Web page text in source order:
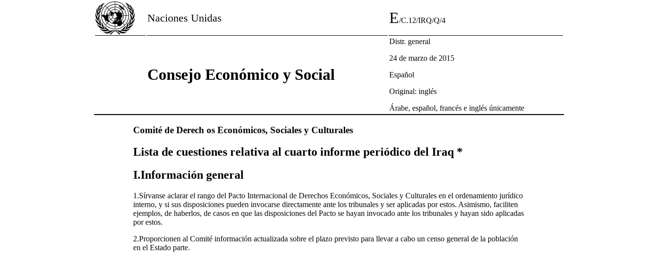
Naciones Unidas E/C.12/IRQ/Q/4
Consejo Económico y Social
Distr. general
24 de marzo de 2015
Español
Original: inglés
Árabe, español, francés e inglés únicamente
Comité de Derech os Económicos, Sociales y Culturales
Lista de cuestiones relativa al cuarto informe periódico del Iraq *
I.Información general
1.Sírvanse aclarar el rango del Pacto Internacional de Derechos Económicos, Sociales y Culturales en el ordenamiento jurídico
interno, y si sus disposiciones pueden invocarse directamente ante los tribunales y ser aplicadas por estos. Asimismo, faciliten
ejemplos, de haberlos, de casos en que las disposiciones del Pacto se hayan invocado ante los tribunales y hayan sido aplicadas
por estos.
2.Proporcionen al Comité información actualizada sobre el plazo previsto para llevar a cabo un censo general de la población
en el Estado parte.